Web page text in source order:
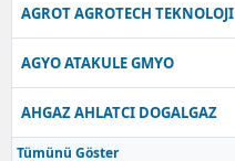
AGROT AGROTECH TEKNOLOJI
AGYO ATAKULE GMYO
AHGAZ AHLATCI DOGALGAZ
Tümünü Göster